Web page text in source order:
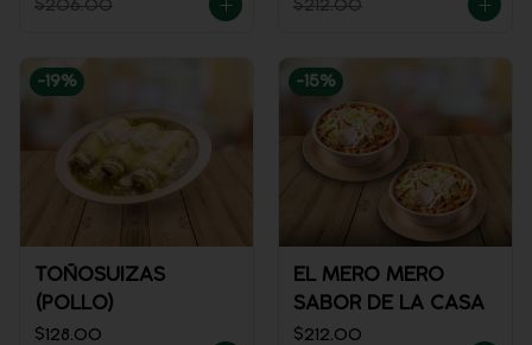
$206.00 $212.00
-19%
TOÑOSUIZAS
(POLLO)
$128.00
-15%
EL MERO MERO
SABOR DE LA CASA
$212.00